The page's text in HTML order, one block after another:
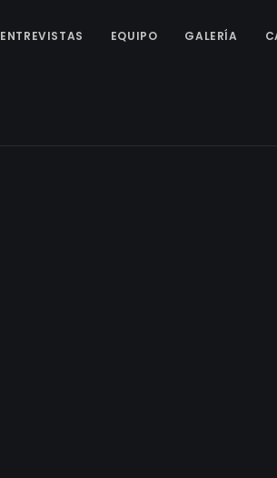
ENTREVISTAS EQUIPO GALERÍA